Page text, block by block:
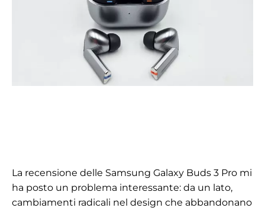
La recensione delle Samsung Galaxy Buds 3 Pro mi
ha posto un problema interessante: da un lato,
cambiamenti radicali nel design che abbandonano